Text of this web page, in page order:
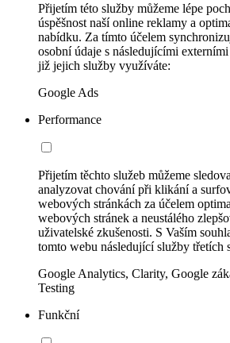
Přijetím této služby můžeme lépe
úspěšnost naší online reklamy a
nabídku. Za tímto účelem
osobní údaje s následujícími
již jejich služby využíváte:
Google Ads
Performance
Přijetím těchto služeb můžeme
analyzovat chování při klikání a
webových stránkách za účelem
webových stránek a neustálého
uživatelské zkušenosti. S Vaším
tomto webu následující služby třetích
Google Analytics, Clarity, Google
Testing
Funkční